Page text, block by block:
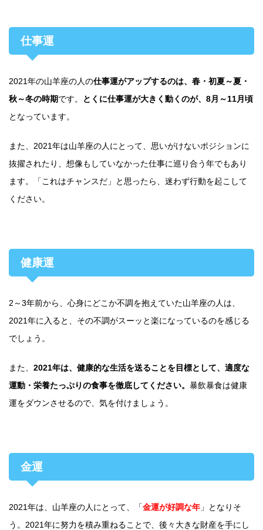
仕事運
2021年の山羊座の人の仕事運がアップするのは、春・初夏～夏・
秋～冬の時期です。
とくに仕事運が大きく動くのが、8月～11月頃
となっています。
また、2021年は山羊座の人にとって、思いがけないポジションに
抜擢されたり、想像もしていなかった仕事に巡り合う年でもあり
ます。「これはチャンスだ」と思ったら、迷わず行動を起こして
ください。
健康運
2～3年前から、心身にどこか不調を抱えていた山羊座の人は、
2021年に入ると、その不調がスーッと楽になっているのを感じる
でしょう。
また、 2021年は、健康的な生活を送ることを目標として、適度な
運動・栄養たっぷりの食事を徹底してください。 暴飲暴食は健康
運をダウンさせるので、気を付けましょう。
金運
2021年は、山羊座の人にとって、「金運が好調な年 」となりそ
う。2021年に努力を積み重ねることで、後々大きな財産を手にし